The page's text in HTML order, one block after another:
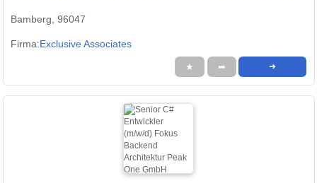
Bamberg, 96047
Firma:Exclusive Associates
★ ➦ ➜